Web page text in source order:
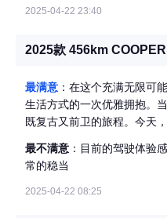
说非常友好，让倒车变得更加轻松和安全，
的好伙伴。如果你主要是在
2025-04-22 23:40
2025款 456km
最满意 ：在这个充满无限可
生活方式的一次优雅拥抱。
既复古又前卫的旅程。今天
发新生。独特的车身线条，
彩丰富多样，从经典的胡椒
线。 坐进电动MINI的驾驶舱
最不满意 ：目前的驾驶体验
常的稳当
2025-04-22 08:25